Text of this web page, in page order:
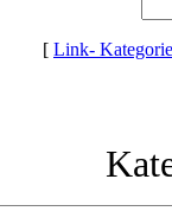
[ Link-